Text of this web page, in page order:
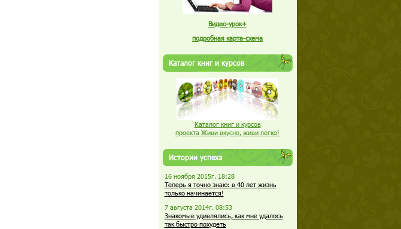
Видео-урок+
подробная карта-схема
Каталог книг и курсов
Каталог книг и курсов
проекта Живи вкусно, живи легко!
Истории успеха
16 ноября 2015г. 18:28
Теперь я точно знаю: в 40 лет жизнь
только начинается!
7 августа 2014г. 08:53
Знакомые удивлялись, как мне удалось
так быстро похудеть